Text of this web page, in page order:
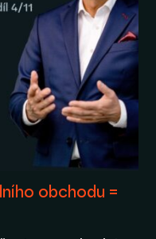
obchodu =